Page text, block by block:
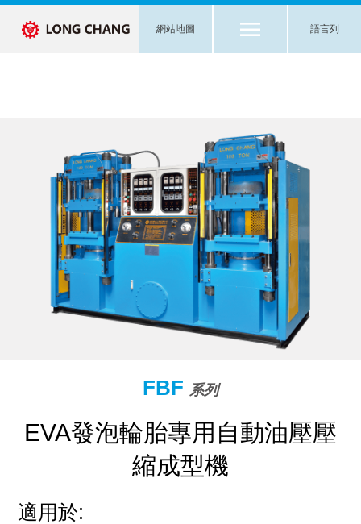
語言列
網站地圖
FBF 系列
EVA發泡輪胎專用自動油壓壓
縮成型機
適用於: